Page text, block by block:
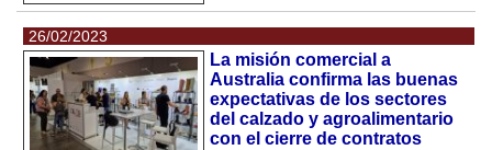
26/02/2023
La misión comercial a
Australia confirma las buenas
expectativas de los sectores
del calzado y agroalimentario
con el cierre de contratos